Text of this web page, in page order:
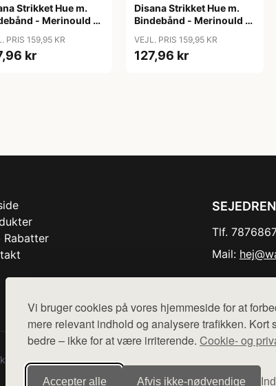
Vi bruger cookies på vores hjemmeside for at
mere relevant indhold og analysere trafikken. Kort
bedre – ikke for at være irriterende. Cookie- og
Accepter alle Afvis ikke‑nødvendige
Strikket Hue m.
- Merinould -
PRIS 159,95 KR
kr
Disana Strikket Hue m.
Bindebånd - Merinould -
VEJL. PRIS 159,95 KR
127,96 kr
Rabatter
Tlf.
Mail:
fra diverse webshops. Der sælges ikke varer fra denne